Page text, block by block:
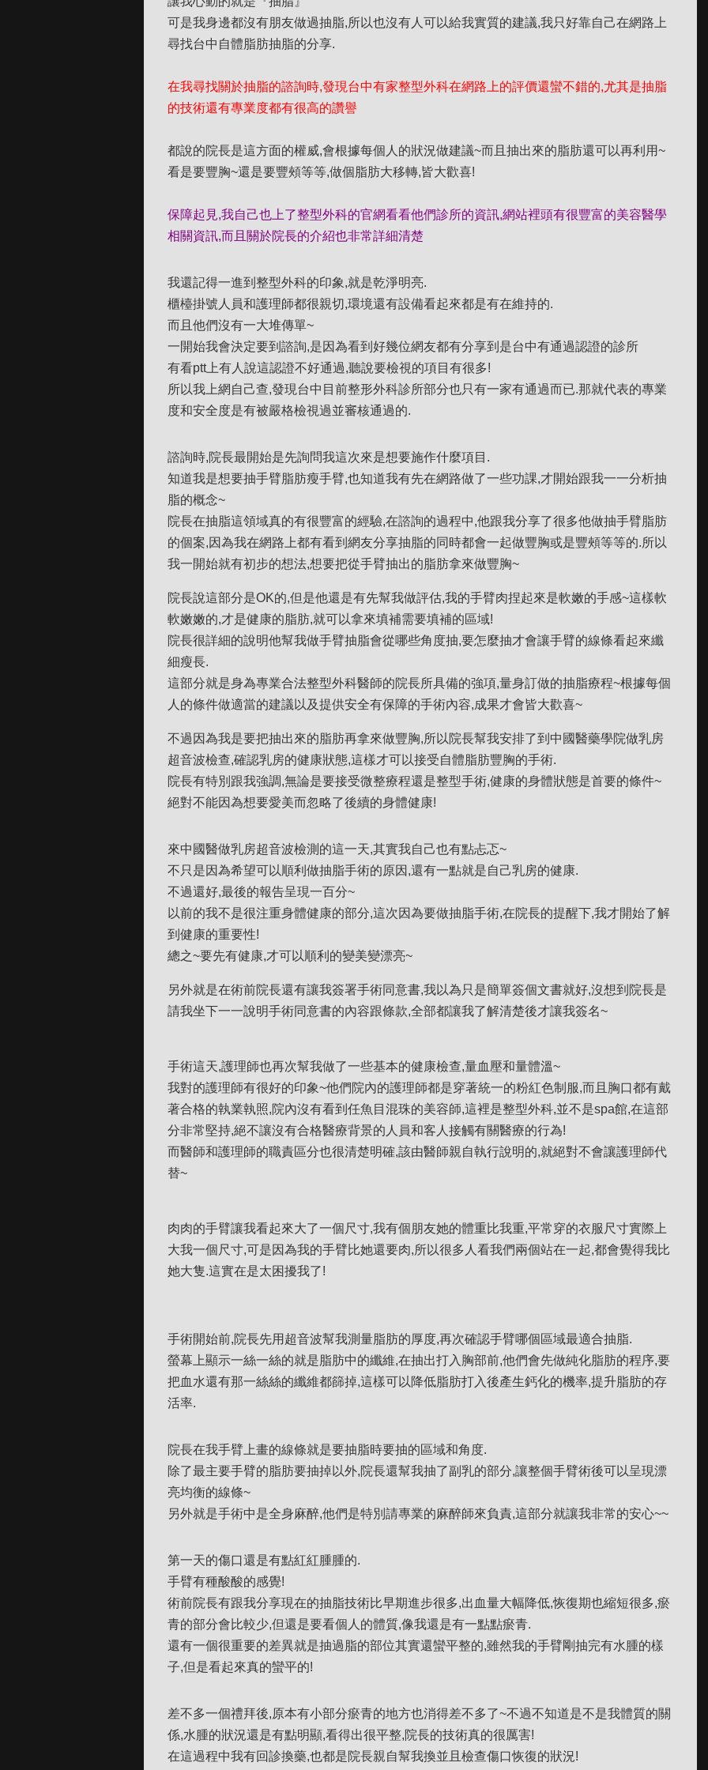
可是我身邊都沒有朋友做過抽脂,所以也沒有人可以給我實質的建議,我只好靠自己在網路上
尋找台中自體脂肪抽脂的分享.
在我尋找關於抽脂的諮詢時,發現台中有家整型外科在網路上的評價還蠻不錯的,尤其是抽脂
的技術還有專業度都有很高的讚譽
都說的院長是這方面的權威,會根據每個人的狀況做建議~而且抽出來的脂肪還可以再利用~
看是要豐胸~還是要豐頰等等,做個脂肪大移轉,皆大歡喜!
保障起見,我自己也上了整型外科的官網看看他們診所的資訊,網站裡頭有很豐富的美容醫學
相關資訊,而且關於院長的介紹也非常詳細清楚
我還記得一進到整型外科的印象,就是乾淨明亮.
櫃檯掛號人員和護理師都很親切,環境還有設備看起來都是有在維持的.
而且他們沒有一大堆傳單~
一開始我會決定要到諮詢,是因為看到好幾位網友都有分享到是台中有通過認證的診所
有看ptt上有人說這認證不好通過,聽說要檢視的項目有很多!
所以我上網自己查,發現台中目前整形外科診所部分也只有一家有通過而已.那就代表的專業
度和安全度是有被嚴格檢視過並審核通過的.
諮詢時,院長最開始是先詢問我這次來是想要施作什麼項目.
知道我是想要抽手臂脂肪瘦手臂,也知道我有先在網路做了一些功課,才開始跟我一一分析抽
脂的概念~
院長在抽脂這領域真的有很豐富的經驗,在諮詢的過程中,他跟我分享了很多他做抽手臂脂肪
的個案,因為我在網路上都有看到網友分享抽脂的同時都會一起做豐胸或是豐頰等等的.所以
我一開始就有初步的想法,想要把從手臂抽出的脂肪拿來做豐胸~
院長說這部分是OK的,但是他還是有先幫我做評估,我的手臂肉捏起來是軟嫩的手感~這樣軟
軟嫩嫩的,才是健康的脂肪,就可以拿來填補需要填補的區域!
院長很詳細的說明他幫我做手臂抽脂會從哪些角度抽,要怎麼抽才會讓手臂的線條看起來纖
細瘦長.
這部分就是身為專業合法整型外科醫師的院長所具備的強項,量身訂做的抽脂療程~根據每個
人的條件做適當的建議以及提供安全有保障的手術內容,成果才會皆大歡喜~
不過因為我是要把抽出來的脂肪再拿來做豐胸,所以院長幫我安排了到中國醫藥學院做乳房
超音波檢查,確認乳房的健康狀態,這樣才可以接受自體脂肪豐胸的手術.
院長有特別跟我強調,無論是要接受微整療程還是整型手術,健康的身體狀態是首要的條件~
絕對不能因為想要愛美而忽略了後續的身體健康!
來中國醫做乳房超音波檢測的這一天,其實我自己也有點忐忑~
不只是因為希望可以順利做抽脂手術的原因,還有一點就是自己乳房的健康.
不過還好,最後的報告呈現一百分~
以前的我不是很注重身體健康的部分,這次因為要做抽脂手術,在院長的提醒下,我才開始了解
到健康的重要性!
總之~要先有健康,才可以順利的變美變漂亮~
另外就是在術前院長還有讓我簽署手術同意書,我以為只是簡單簽個文書就好,沒想到院長是
請我坐下一一說明手術同意書的內容跟條款,全部都讓我了解清楚後才讓我簽名~
手術這天,護理師也再次幫我做了一些基本的健康檢查,量血壓和量體溫~
我對的護理師有很好的印象~他們院內的護理師都是穿著統一的粉紅色制服,而且胸口都有戴
著合格的執業執照,院內沒有看到任魚目混珠的美容師,這裡是整型外科,並不是spa館,在這部
分非常堅持,絕不讓沒有合格醫療背景的人員和客人接觸有關醫療的行為!
而醫師和護理師的職責區分也很清楚明確,該由醫師親自執行說明的,就絕對不會讓護理師代
替~
肉肉的手臂讓我看起來大了一個尺寸,我有個朋友她的體重比我重,平常穿的衣服尺寸實際上
大我一個尺寸,可是因為我的手臂比她還要肉,所以很多人看我們兩個站在一起,都會覺得我比
她大隻.這實在是太困擾我了!
手術開始前,院長先用超音波幫我測量脂肪的厚度,再次確認手臂哪個區域最適合抽脂.
螢幕上顯示一絲一絲的就是脂肪中的纖維,在抽出打入胸部前,他們會先做純化脂肪的程序,要
把血水還有那一絲絲的纖維都篩掉,這樣可以降低脂肪打入後產生鈣化的機率,提升脂肪的存
活率.
院長在我手臂上畫的線條就是要抽脂時要抽的區域和角度.
除了最主要手臂的脂肪要抽掉以外,院長還幫我抽了副乳的部分,讓整個手臂術後可以呈現漂
亮均衡的線條~
另外就是手術中是全身麻醉,他們是特別請專業的麻醉師來負責,這部分就讓我非常的安心~~
第一天的傷口還是有點紅紅腫腫的.
手臂有種酸酸的感覺!
術前院長有跟我分享現在的抽脂技術比早期進步很多,出血量大幅降低,恢復期也縮短很多,瘀
青的部分會比較少,但還是要看個人的體質,像我還是有一點點瘀青.
還有一個很重要的差異就是抽過脂的部位其實還蠻平整的,雖然我的手臂剛抽完有水腫的樣
子,但是看起來真的蠻平的!
差不多一個禮拜後,原本有小部分瘀青的地方也消得差不多了~不過不知道是不是我體質的關
係,水腫的狀況還是有點明顯,看得出很平整,院長的技術真的很厲害!
在這過程中我有回診換藥,也都是院長親自幫我換並且檢查傷口恢復的狀況!